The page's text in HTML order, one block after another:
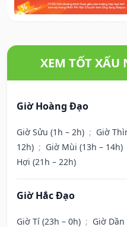
XEM TỐT XẤU
Giờ Hoàng Đạo
Giờ Sửu (1h – 2h) ; Giờ
12h) ; Giờ Mùi (13h – 14h)
Hợi (21h – 22h)
Giờ Hắc Đạo
Giờ Tí (23h – 0h) ; Giờ Dần